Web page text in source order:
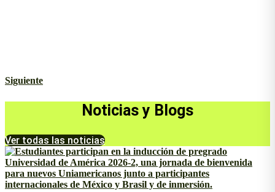
Siguiente
Noticias y Blogs
Ver todas las noticias